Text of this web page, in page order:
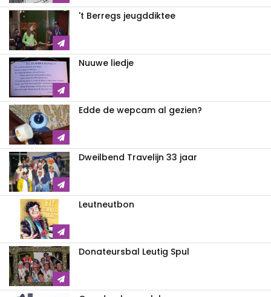
't Berregs jeugddiktee
Nuuwe liedje
Edde de wepcam al gezien?
Dweilbend Travelijn 33 jaar
Leutneutbon
Donateursbal Leutig Spul